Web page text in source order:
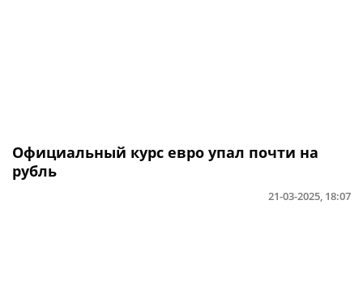
Официальный курс евро упал почти на
рубль
21-03-2025, 18:07